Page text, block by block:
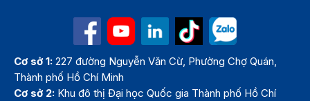
Cơ sở 1: 227 đường Nguyễn Văn Cừ, Phường Chợ Quán,
Thành phố Hồ Chí Minh
Cơ sở 2: Khu đô thị Đại học Quốc gia Thành phố Hồ Chí